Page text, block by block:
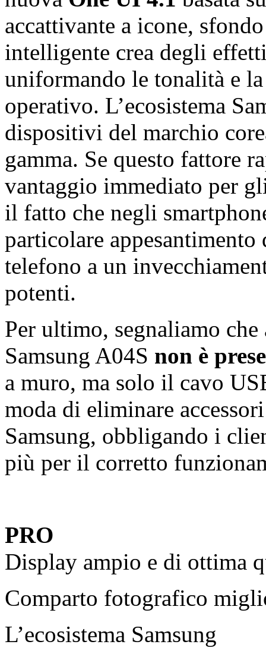
accattivante a icone,
intelligente crea degli
uniformando le tonalità e
operativo. L’ecosistema
dispositivi del marchio
gamma. Se questo fattore
vantaggio immediato per
il fatto che negli
particolare
telefono a un
potenti.
Per ultimo, segnaliamo
Samsung A04S non è
a muro, ma solo il cavo
moda di eliminare
Samsung, obbligando i
più per il corretto
PRO
Display ampio e di ottima
Comparto fotografico
L’ecosistema Samsung